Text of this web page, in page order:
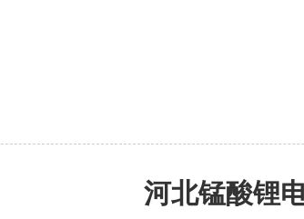
河北锰酸锂